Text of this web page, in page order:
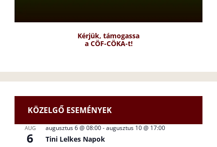
Kérjük, támogassa
a CÖF-CÖKA-t!
KÖZELGŐ ESEMÉNYEK
AUG
6
augusztus 6 @ 08:00-augusztus 10 @ 17:00
Tini Lelkes Napok